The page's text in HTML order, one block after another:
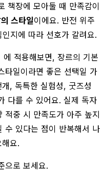
책장에 모아둘 때 만족감이
스타일이에요. 반전 위주
지에 따라 선호가 갈려요.
적용해보면, 장르의 기본
타일이라면 좋은 선택일 가
, 독특한 실험성, 굿즈성
다를 수 있어요. 실제 독자
적중 시 만족도가 아주 높지
수 있다는 점이 반복해서 나
요.
으로 보세요.